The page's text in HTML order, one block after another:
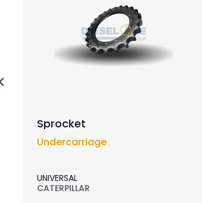
Sprocket
Undercarriage
UNIVERSAL
CATERPILLAR